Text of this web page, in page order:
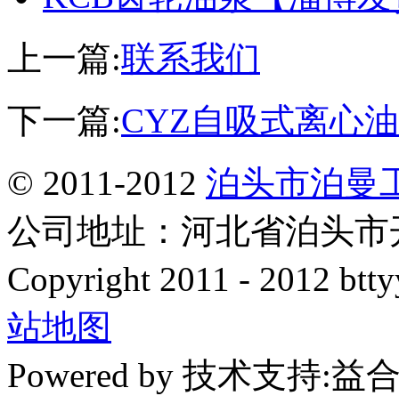
上一篇:联系我们
下一篇:CYZ自吸式离心
© 2011-2012 泊头市泊曼
公司地址：河北省泊头
Copyright 2011 - 2012
站地图
Powered by 技术支持:益